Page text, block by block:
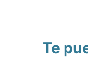
Te